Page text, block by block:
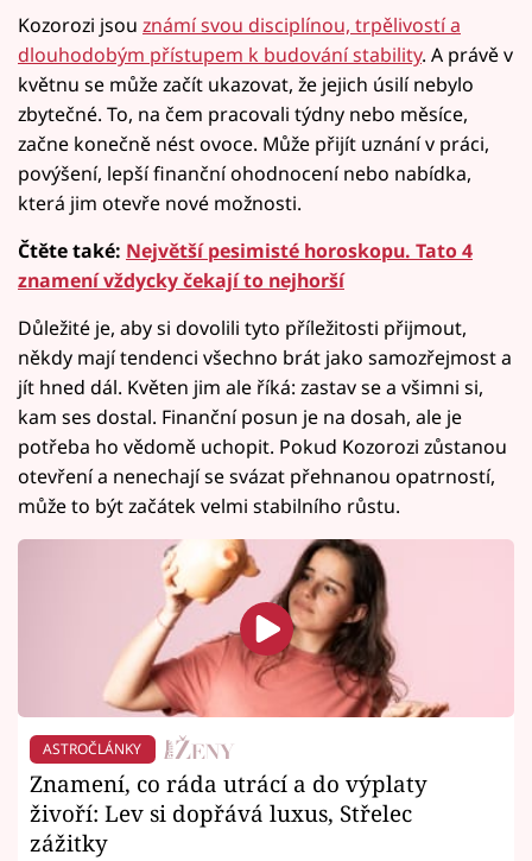
Kozorozi jsou známí svou disciplínou, trpělivostí a
dlouhodobým přístupem k budování stability. A právě v
květnu se může začít ukazovat, že jejich úsilí nebylo
zbytečné. To, na čem pracovali týdny nebo měsíce,
začne konečně nést ovoce. Může přijít uznání v práci,
povýšení, lepší finanční ohodnocení nebo nabídka,
která jim otevře nové možnosti.
Čtěte také: Největší pesimisté horoskopu. Tato 4
znamení vždycky čekají to nejhorší
Důležité je, aby si dovolili tyto příležitosti přijmout,
někdy mají tendenci všechno brát jako samozřejmost a
jít hned dál. Květen jim ale říká: zastav se a všimni si,
kam ses dostal. Finanční posun je na dosah, ale je
potřeba ho vědomě uchopit. Pokud Kozorozi zůstanou
otevření a nenechají se svázat přehnanou opatrností,
může to být začátek velmi stabilního růstu.
ASTROČLÁNKY
Znamení, co ráda utrácí a do výplaty
živoří: Lev si dopřává luxus, Střelec
zážitky